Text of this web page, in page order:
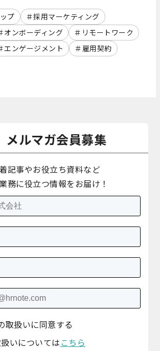
プ
採用マーケティング
オンボーディング
リモートワーク
エンゲージメント 雇用契約
メルマガ会員募集
記事やお役立ち資料など
務に役立つ情報をお届け！
取扱いに同意する
いについては こちら